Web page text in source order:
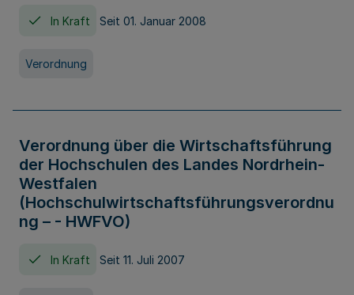
In Kraft Seit 01. Januar 2008
Verordnung
Verordnung über die Wirtschaftsführung
der Hochschulen des Landes Nordrhein-
Westfalen
(Hochschulwirtschaftsführungsverordnu
ng – - HWFVO)
In Kraft Seit 11. Juli 2007